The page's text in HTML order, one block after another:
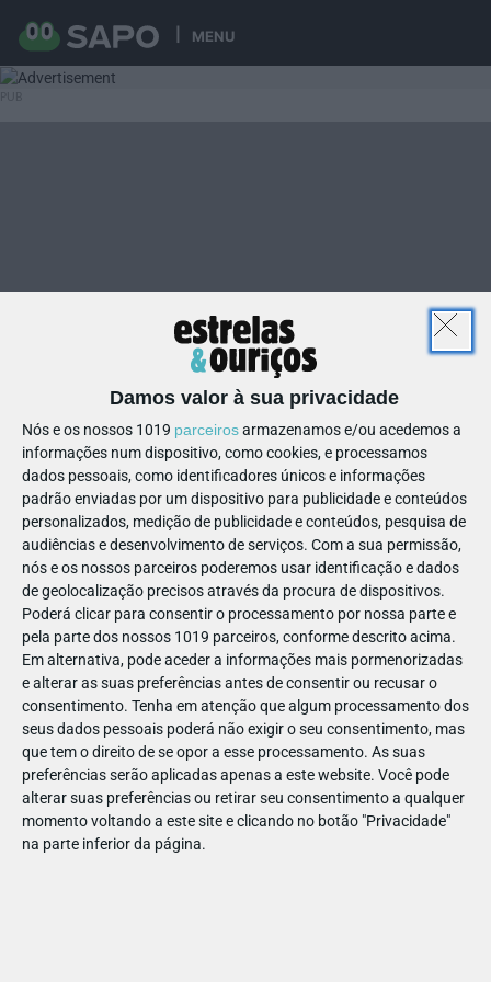
MENU
Damos valor à sua privacidade
Nós e os nossos 1019 parceirosarmazenamos e/ou acedemos a
informações num dispositivo, como cookies, e processamos
dados pessoais, como identificadores únicos e informações
padrão enviadas por um dispositivo para publicidade e conteúdos
personalizados, medição de publicidade e conteúdos, pesquisa de
audiências e desenvolvimento de serviços. Com a sua permissão,
nós e os nossos parceiros poderemos usar identificação e dados
de geolocalização precisos através da procura de dispositivos.
Poderá clicar para consentir o processamento por nossa parte e
pela parte dos nossos 1019 parceiros, conforme descrito acima.
Em alternativa, pode aceder a informações mais pormenorizadas
e alterar as suas preferências antes de consentir ou recusar o
consentimento. Tenha em atenção que algum processamento dos
seus dados pessoais poderá não exigir o seu consentimento, mas
que tem o direito de se opor a esse processamento. As suas
preferências serão aplicadas apenas a este website. Você pode
alterar suas preferências ou retirar seu consentimento a qualquer
momento voltando a este site e clicando no botão "Privacidade"
na parte inferior da página.
17
43617358576455